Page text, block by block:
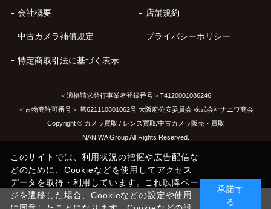
会社概要 店舗規約
中古カメラ補償規定 プライバシーポリシー
特定商取引法に基づく表示
＜適格請求発行事業者登録番号＞T4120001086246
＜古物商許可番号＞ 第621110801062号 大阪府公安委員会 株式会社ナニワ商会
Copyright © カメラ買取 / レンズ買取/中古カメラ販売・買取
NANIWA Group All Rights Reserved.
このサイトでは、利用状況の把握や広告配信な
どのために、Cookieなどを使用してアクセス
データを取得・利用しています。これ以降ペー
ジを遷移した場合、Cookieなどの設定や使用
承諾す
る